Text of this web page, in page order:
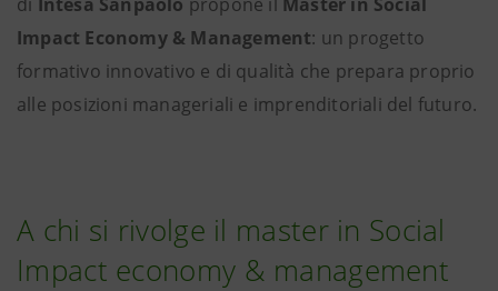
Impact Economy & Management: un progetto
formativo innovativo e di qualità che prepara proprio
alle posizioni manageriali e imprenditoriali del futuro.
A chi si rivolge il master in Social
Impact economy & management